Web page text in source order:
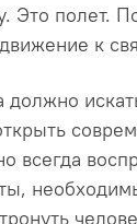
Это полет.
к
должно
всегда